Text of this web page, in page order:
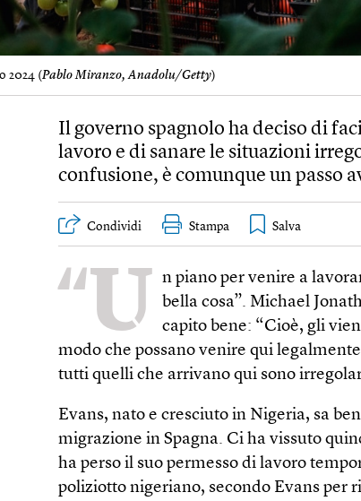
2024 (Pablo Miranzo, Anadolu/Getty)
Il governo spagnolo ha deciso di
lavoro e di sanare le situazioni
confusione, è comunque un passo
Condividi Stampa
“U n piano per venire a
bella cosa”. Michael
capito bene: “Cioè, gli
modo che possano venire qui
tutti quelli che arrivano qui sono
Evans, nato e cresciuto in Nigeria, sa
migrazione in Spagna. Ci ha vissuto
ha perso il suo permesso di lavoro
poliziotto nigeriano, secondo Evans per